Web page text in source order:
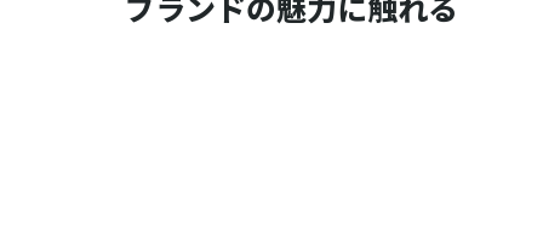
ブランドの魅力に触れる